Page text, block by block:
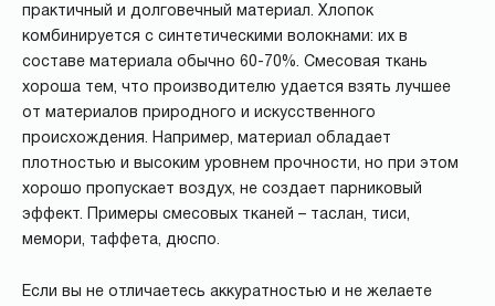
практичный и долговечный материал. Хлопок
комбинируется с синтетическими волокнами: их в
составе материала обычно 60-70%. Смесовая ткань
хороша тем, что производителю удается взять лучшее
от материалов природного и искусственного
происхождения. Например, материал обладает
плотностью и высоким уровнем прочности, но при этом
хорошо пропускает воздух, не создает парниковый
эффект. Примеры смесовых тканей – таслан, тиси,
мемори, таффета, дюспо.
Если вы не отличаетесь аккуратностью и не желаете